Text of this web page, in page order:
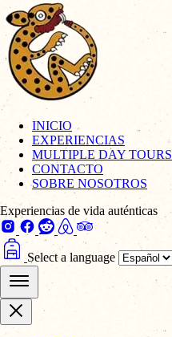
INICIO
EXPERIENCIAS
MULTIPLE DAY TOURS
CONTACTO
SOBRE NOSOTROS
Experiencias de vida auténticas
Select a language